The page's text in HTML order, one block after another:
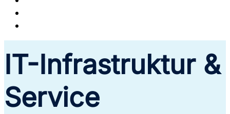
IT-Infra­struktur &
Service